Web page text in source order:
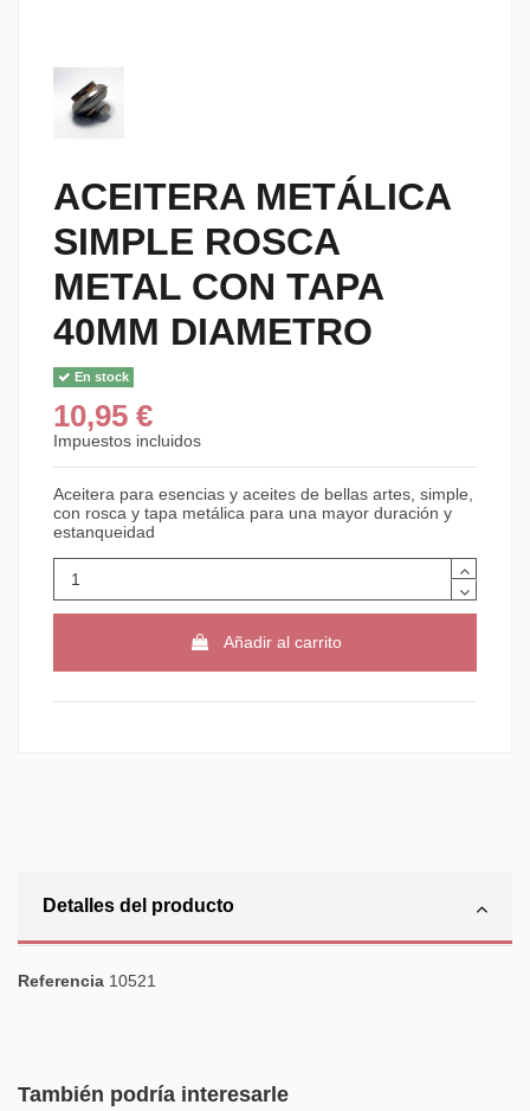
ACEITERA METÁLICA
SIMPLE ROSCA
METAL CON TAPA
40MM DIAMETRO
En stock
10,95 €
Impuestos incluidos
Aceitera para esencias y aceites de bellas artes, simple,
con rosca y tapa metálica para una mayor duración y
estanqueidad
Añadir al carrito
Detalles del producto
Referencia 10521
También podría interesarle